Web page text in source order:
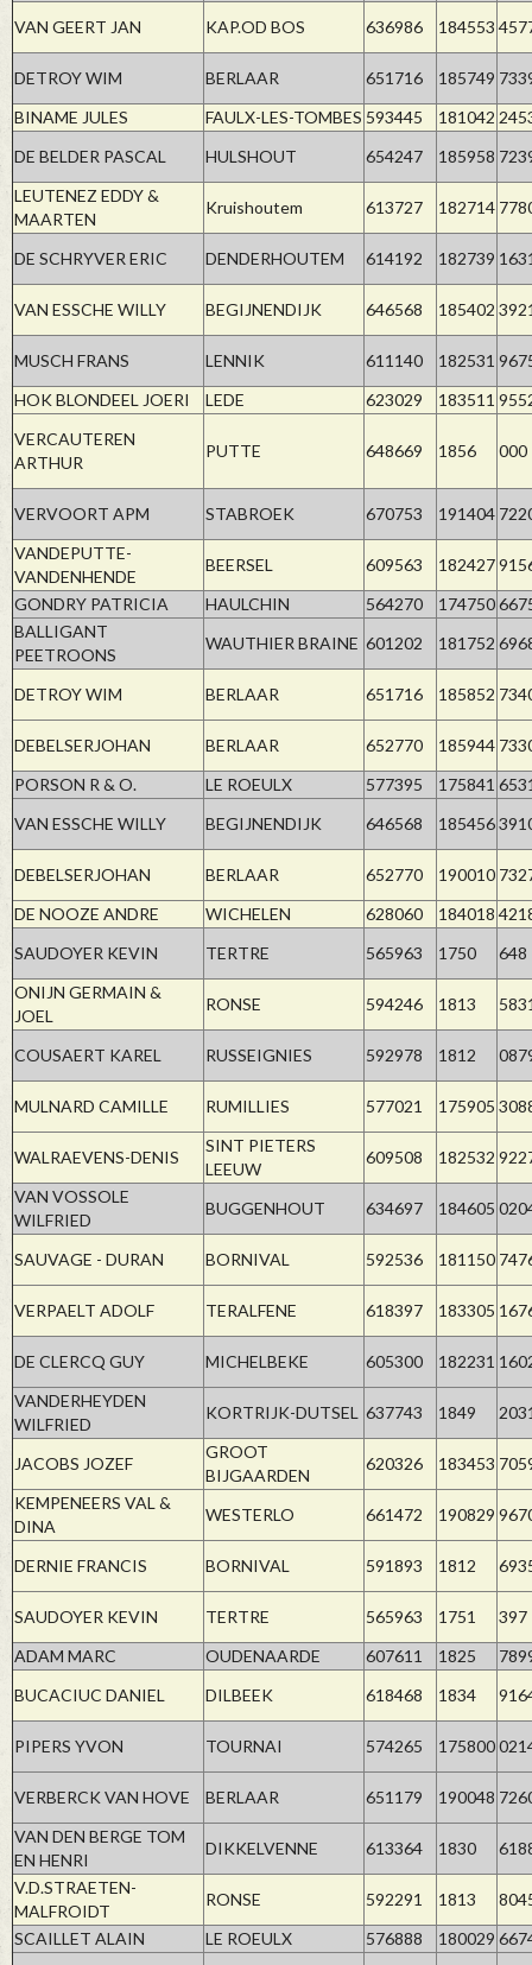
VAN GEERT JAN KAP.OD BOS 636986 184553
DETROY WIM BERLAAR 651716 185749
BINAME JULES
FAULX-LES-TOMBES 593445 181042
DE BELDER PASCAL
HULSHOUT 654247 185958
LEUTENEZ EDDY &
MAARTEN
Kruishoutem 613727 182714
DE SCHRYVER ERIC DENDERHOUTEM 614192 182739
VAN ESSCHE WILLY BEGIJNENDIJK 646568 185402
MUSCH FRANS LENNIK 611140 182531
HOK BLONDEEL JOERI
LEDE 623029 183511
VERCAUTEREN
ARTHUR
PUTTE 648669 1856 000
VERVOORT APM STABROEK 670753 191404
VANDEPUTTE-
VANDENHENDE
BEERSEL 609563 182427
GONDRY PATRICIA
HAULCHIN 564270 174750
BALLIGANT
PEETROONS
WAUTHIER BRAINE 601202 181752
DETROY WIM BERLAAR 651716 185852
DEBELSERJOHAN BERLAAR 652770 185944
PORSON R & O.
LE ROEULX 577395 175841
VAN ESSCHE WILLY
BEGIJNENDIJK 646568 185456
DEBELSERJOHAN BERLAAR 652770 190010
DE NOOZE ANDRE
WICHELEN 628060 184018
SAUDOYER KEVIN
TERTRE 565963 1750
648
ONIJN GERMAIN &
JOEL
RONSE 594246 1813
COUSAERT KAREL RUSSEIGNIES 592978 1812
MULNARD CAMILLE RUMILLIES 577021 175905
WALRAEVENS-DENIS
SINT PIETERS
LEEUW
609508 182532
VAN VOSSOLE
WILFRIED
BUGGENHOUT 634697 184605
SAUVAGE - DURAN BORNIVAL 592536 181150
VERPAELT ADOLF TERALFENE 618397 183305
DE CLERCQ GUY MICHELBEKE 605300 182231
VANDERHEYDEN
WILFRIED
KORTRIJK-DUTSEL 637743 1849
JACOBS JOZEF
GROOT
BIJGAARDEN
620326 183453
KEMPENEERS VAL &
DINA
WESTERLO 661472 190829
DERNIE FRANCIS BORNIVAL 591893 1812
SAUDOYER KEVIN TERTRE 565963 1751
397
ADAM MARC
OUDENAARDE 607611 1825
BUCACIUC DANIEL
DILBEEK 618468 1834
PIPERS YVON TOURNAI 574265 175800
VERBERCK VAN HOVE BERLAAR 651179 190048
VAN DEN BERGE TOM
EN HENRI
DIKKELVENNE 613364 1830
V.D.STRAETEN-
MALFROIDT
RONSE 592291 1813
SCAILLET ALAIN
LE ROEULX 576888 180029